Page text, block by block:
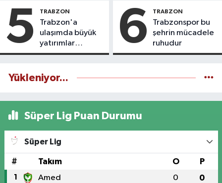
5 TRABZON
Trabzon'a
ulaşımda büyük
yatırımlar
yapılıyor
6 TRABZON
Trabzonspor bu
şehrin mücadele
ruhudur
Yükleniyor...
Süper Lig Puan Durumu
Süper Lig
# Takım O P
1 Amed 0 0